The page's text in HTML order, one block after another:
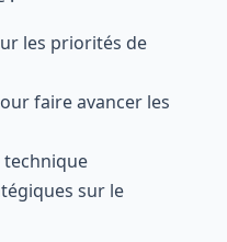
les priorités de
faire avancer les
sur le